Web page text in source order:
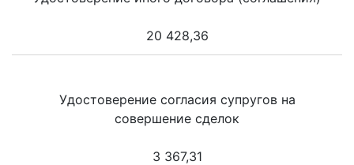
20 428,36
Удостоверение согласия супругов на
совершение сделок
3 367,31